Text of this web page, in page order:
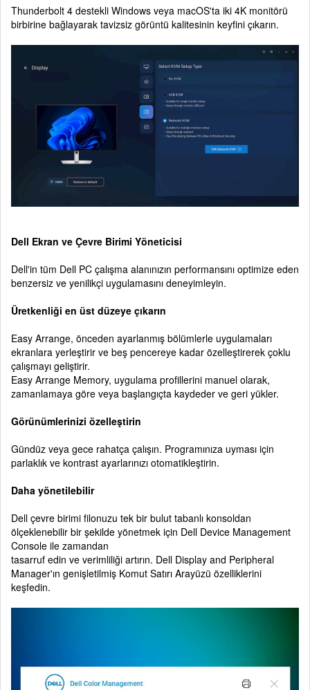
Thunderbolt 4 destekli Windows veya macOS'ta iki 4K monitörü
birbirine bağlayarak tavizsiz görüntü kalitesinin keyfini çıkarın.
Dell Ekran ve Çevre Birimi Yöneticisi
Dell'in tüm Dell PC çalışma alanınızın performansını optimize eden
benzersiz ve yenilikçi uygulamasını deneyimleyin.
Üretkenliği en üst düzeye çıkarın
Easy Arrange, önceden ayarlanmış bölümlerle uygulamaları
ekranlara yerleştirir ve beş pencereye kadar özelleştirerek çoklu
çalışmayı geliştirir.
Easy Arrange Memory, uygulama profillerini manuel olarak,
zamanlamaya göre veya başlangıçta kaydeder ve geri yükler.
Görünümlerinizi özelleştirin
Gündüz veya gece rahatça çalışın. Programınıza uyması için
parlaklık ve kontrast ayarlarınızı otomatikleştirin.
Daha yönetilebilir
Dell çevre birimi filonuzu tek bir bulut tabanlı konsoldan
ölçeklenebilir bir şekilde yönetmek için Dell Device Management
Console ile zamandan
tasarruf edin ve verimliliği artırın. Dell Display and Peripheral
Manager'ın genişletilmiş Komut Satırı Arayüzü özelliklerini
keşfedin.